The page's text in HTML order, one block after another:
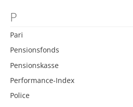
P
Pari
Pensionsfonds
Pensionskasse
Performance-Index
Police